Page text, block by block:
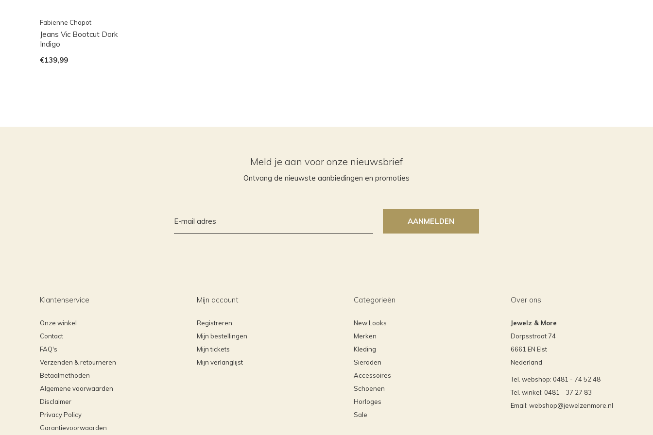
Fabienne Chapot
Jeans Vic Bootcut Dark
Indigo
€139,99
Meld je aan voor onze nieuwsbrief
Ontvang de nieuwste aanbiedingen en promoties
AANMELDEN
Klantenservice
Onze winkel
Contact
FAQ's
Verzenden & retourneren
Betaalmethoden
Algemene voorwaarden
Disclaimer
Privacy Policy
Garantievoorwaarden
Mijn account
Registreren
Mijn bestellingen
Mijn tickets
Mijn verlanglijst
Categorieën
New Looks
Merken
Kleding
Sieraden
Accessoires
Schoenen
Horloges
Sale
Over ons
Jewelz & More
Dorpsstraat 74
6661 EN Elst
Nederland
Tel. webshop: 0481 - 74 52 48
Tel. winkel: 0481 - 37 27 83
Email: webshop@jewelzenmore.nl